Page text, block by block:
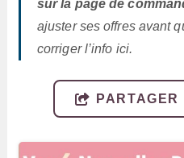
sur la page de
ajuster ses offres avant
corriger l’info ici.